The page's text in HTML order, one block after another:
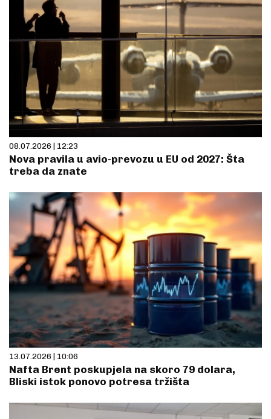
08.07.2026 | 12:23
Nova pravila u avio-prevozu u EU od 2027: Šta
treba da znate
13.07.2026 | 10:06
Nafta Brent poskupjela na skoro 79 dolara,
Bliski istok ponovo potresa tržišta